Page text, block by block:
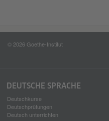
© 2026 Goethe-Institut
DEUTSCHE SPRACHE
Deutschkurse
Deutschprüfungen
Deutsch unterrichten